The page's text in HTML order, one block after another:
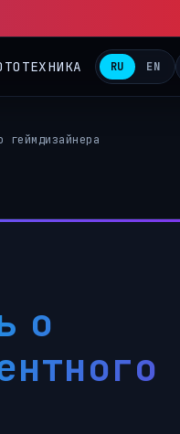
RU EN
геймдизайнера
о